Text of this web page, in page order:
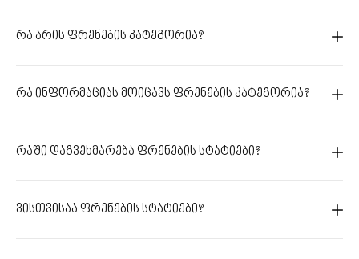
რა არის ფრენების კატეგორია?
რა ინფორმაციას მოიცავს ფრენების კატეგორია?
რაში დაგვეხმარება ფრენების სტატიები?
ვისთვისაა ფრენების სტატიები?